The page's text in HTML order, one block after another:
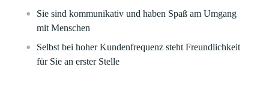
Sie sind kommunikativ und haben Spaß am Umgang
mit Menschen
Selbst bei hoher Kundenfrequenz steht Freundlichkeit
für Sie an erster Stelle